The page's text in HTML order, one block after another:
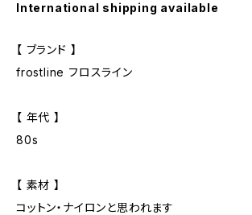
International shipping available
【 ブランド 】
frostline フロスライン
【 年代 】
80s
【 素材 】
コットン・ナイロンと思われます